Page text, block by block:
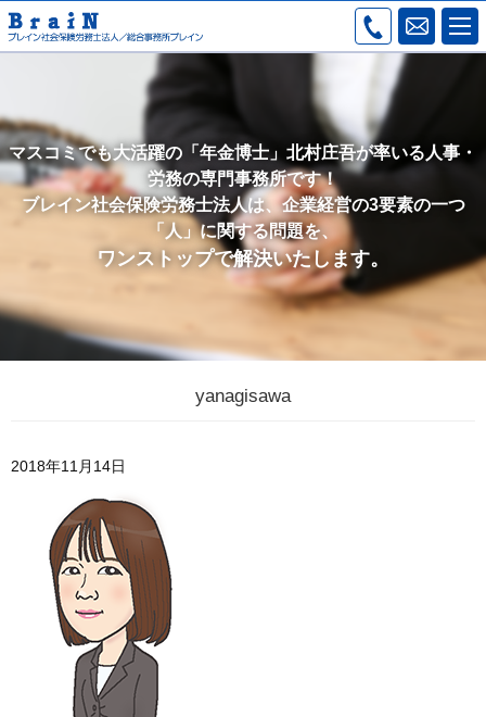
マスコミでも大活躍の「年金博士」北村庄吾が率いる人事・
労務の専門事務所です！
ブレイン社会保険労務士法人は、企業経営の3要素の一つ
「人」に関する問題を、
ワンストップで解決いたします。
yanagisawa
2018年11月14日